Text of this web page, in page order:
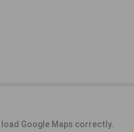
Google Maps correctly.